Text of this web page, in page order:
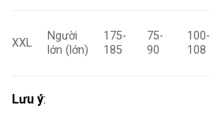
XXL
Người
lớn (lớn)
175-
185
75-
90
100-
108
Lưu ý: